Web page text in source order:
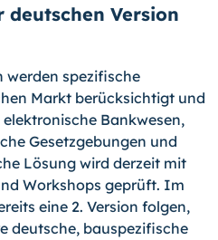
deutschen Version
werden spezifische
Markt berücksichtigt und
Bankwesen,
Gesetzgebungen und
Lösung wird derzeit mit
Workshops geprüft. Im
eine 2. Version folgen,
deutsche, bauspezifische